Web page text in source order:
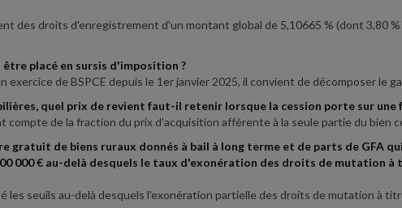
des droits d'enregistrement d'un montant global de 5,10665 % (dont 3,80
être placé en sursis d'imposition ?
de BSPCE depuis le 1er janvier 2025, il convient de décomposer le
quel prix de revient faut-il retenir lorsque la cession porte sur une
de la fraction du prix d'acquisition afférente à la seule partie du bien
gratuit de biens ruraux donnés à bail à long terme et de parts de GFA
000 € au-delà desquels le taux d'exonération des droits de mutation
les seuils au-delà desquels l'exonération partielle des droits de mutation à